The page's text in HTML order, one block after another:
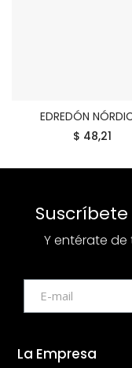
COMPRAR
EDREDÓN
$ 48,21
Y entérate
La Empresa